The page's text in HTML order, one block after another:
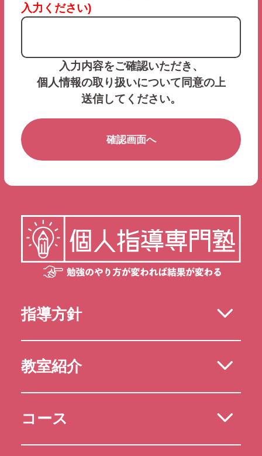
入力ください)
入力内容をご確認いただき、
個人情報の取り扱いについて同意の上
送信してください。
指導方針
教室紹介
コース